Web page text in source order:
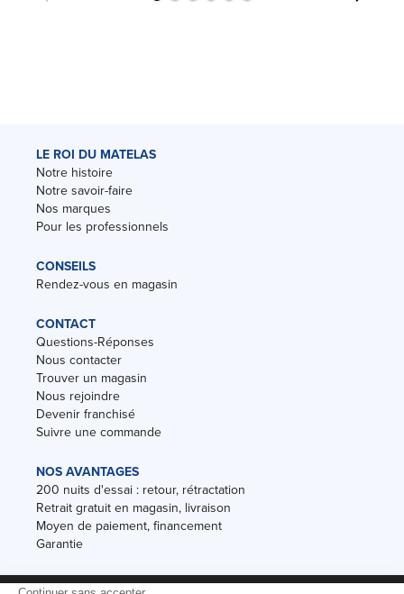
LE ROI DU MATELAS
Notre histoire
Notre savoir-faire
Nos marques
Pour les professionnels
CONSEILS
Rendez-vous en magasin
CONTACT
Questions-Réponses
Nous contacter
Trouver un magasin
Nous rejoindre
Devenir franchisé
Suivre une commande
NOS AVANTAGES
200 nuits d'essai : retour, rétractation
Retrait gratuit en magasin, livraison
Moyen de paiement, financement
Garantie